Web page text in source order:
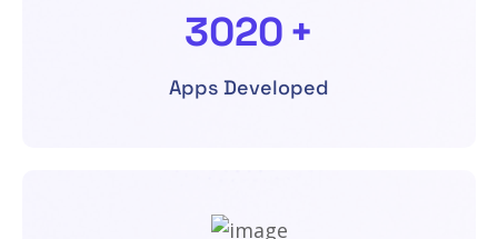
3020+
Apps Developed